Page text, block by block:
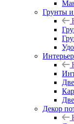
Грунты
Декор